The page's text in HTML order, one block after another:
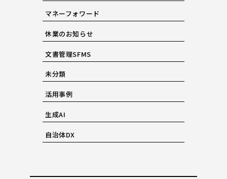
マネーフォワード
休業のお知らせ
文書管理SFMS
未分類
活用事例
生成AI
自治体DX